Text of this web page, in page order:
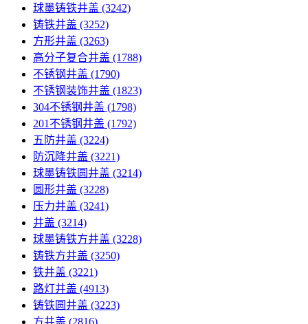
球墨铸铁井盖 (3242)
铸铁井盖 (3252)
方形井盖 (3263)
高分子复合井盖 (1788)
不锈钢井盖 (1790)
不锈钢装饰井盖 (1823)
304不锈钢井盖 (1798)
201不锈钢井盖 (1792)
五防井盖 (3224)
防沉降井盖 (3221)
球墨铸铁圆井盖 (3214)
圆形井盖 (3228)
压力井盖 (3241)
井盖 (3214)
球墨铸铁方井盖 (3228)
铸铁方井盖 (3250)
铁井盖 (3221)
路灯井盖 (4913)
铸铁圆井盖 (3223)
方井盖 (2816)